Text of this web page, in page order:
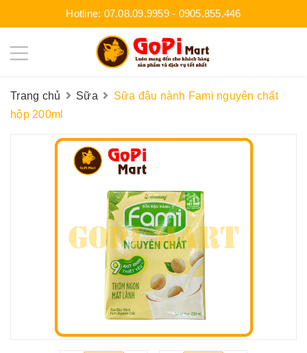
Hotline: 07.08.09.9959- 0905.855.446
Trang chủ Sữa
Sữa đậu nành Fami nguyên chất
hộp 200ml